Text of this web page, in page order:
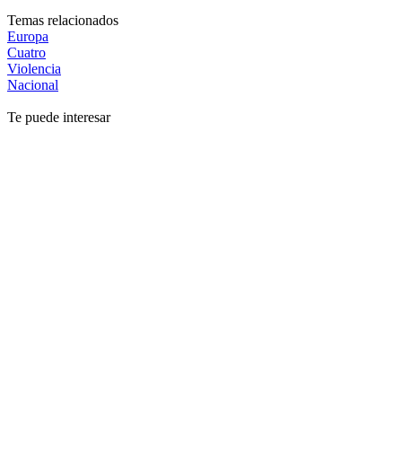
Temas relacionados
Europa
Cuatro
Violencia
Nacional
Te puede interesar